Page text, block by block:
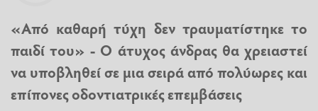
«Από καθαρή τύχη δεν τραυματίστηκε το
παιδί του» - Ο άτυχος άνδρας θα χρειαστεί
να υποβληθεί σε μια σειρά από πολύωρες και
επίπονες οδοντιατρικές επεμβάσεις